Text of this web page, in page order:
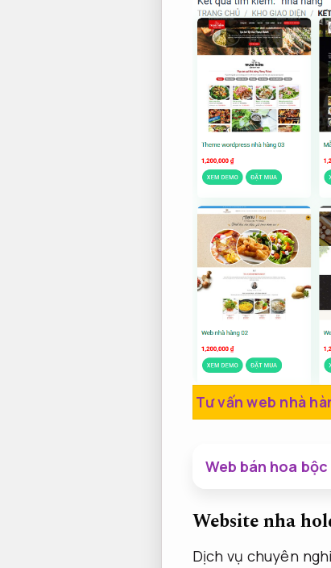
Tư vấn web nhà
Web bán hoa
Website nha
Dịch vụ chuyên